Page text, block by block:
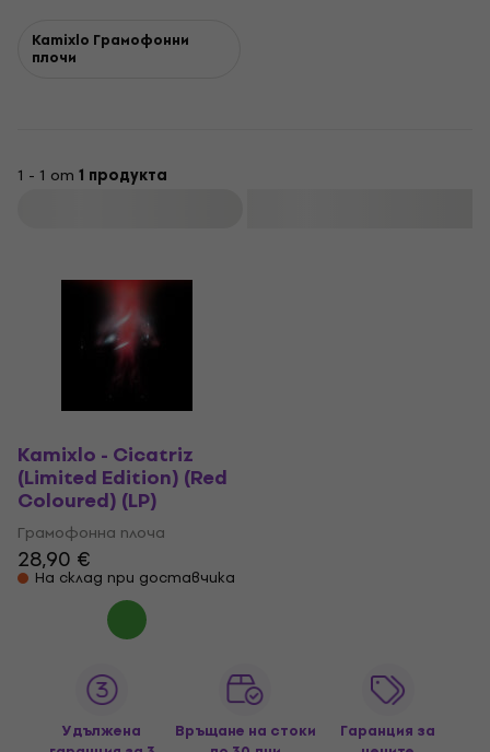
Kamixlo Грамофонни
плочи
1 - 1 от 1 продукта
Kamixlo - Cicatriz
(Limited Edition) (Red
Coloured) (LP)
Грамофонна плоча
28,90 €
На склад при доставчика
Удължена
Връщане на стоки
Гаранция за